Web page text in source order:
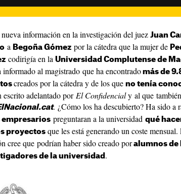
información en la investigación del juez Juan
a Begoña Gómez por la cátedra que la mujer de
codirigía en la Universidad Complutense de
al magistrado que ha encontrado más de
creados por la cátedra y de los que no tenía
escrito adelantado por El Confidencialy al que
. ¿Cómo los ha descubierto? Ha sido a
empresarios preguntaran a la universidad qué
proyectos que les está generando un coste mensual.
cree que podrían haber sido creado poralumnos de
de la universidad .